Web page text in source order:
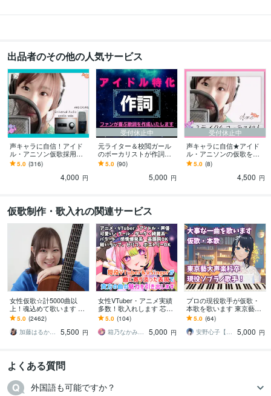
出品者のその他の人気サービス
声キャラに自信！アイド
ル・アニソン仮歌採用し
てます 企業歌唱もあり！
【高音質機材を使用】き
らめく女性高音ボイス☆
5.0 (316)
4,000 円
受付休止中
元ライター＆校閲ガール
のボーカリストが作詞を
します ファンが喜ぶ歌詞
作成！ヲタだからこそヲ
タの気持ちがわかる
5.0 (90)
5,000 円
受付休止中
声キャラに自信★アイド
ル・アニソンの仮歌を承
ります アイドルコンペ採
用あり【高音質機材】2テ
イク＆コーラスW付！
5.0 (8)
4,500 円
仮歌制作・歌入れの関連サービス
女性仮歌☆計5000曲以
上！魂込めて歌います エ
ディットが楽♪すぐ提出可
能♪毎月採用♪テレビ出演
有♪
5.0 (2462)
加藤はるか_Sing
5,500 円
女性VTuber・アニメ実績
多数！歌入れします 芯の
ある声で表情豊かに曲の
魅力を引き出します！仮
歌&本歌に！
5.0 (104)
箱乃なかみ（Hakono Nakami）
5,000 円
プロの現役歌手が仮歌・
本歌を歌います 東京藝術
大学声楽科卒業！あなた
の大事な一曲を歌います
5.0 (64)
安野心子【安心さん】
5,000 円
よくある質問
外国語も可能ですか？